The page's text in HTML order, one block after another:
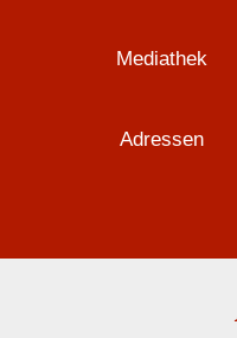
Mediathek
Adressen